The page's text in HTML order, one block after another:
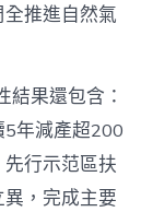
推進自然氣
果還包含：
5年減產超200
行示范區扶
，完成主要